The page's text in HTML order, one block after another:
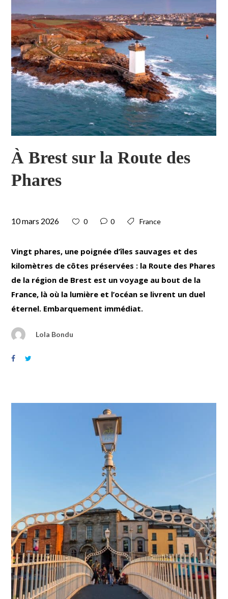
À Brest sur la Route des
Phares
10 mars 2026 0 0 France
Vingt phares, une poignée d’îles sauvages et des
kilomètres de côtes préservées : la Route des Phares
de la région de Brest est un voyage au bout de la
France, là où la lumière et l’océan se livrent un duel
éternel. Embarquement immédiat.
Lola Bondu